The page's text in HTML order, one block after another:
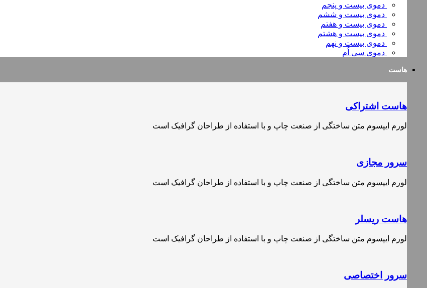
دموی بیست و پنجم
دموی بیست و ششم
دموی بیست و هفتم
دموی بیست و هشتم
دموی بیست و نهم
دموی سی اُم
هاست
هاست اشتراکی
لورم ایپسوم متن ساختگی از صنعت چاپ و با استفاده از طراحان گرافیک است
سرور مجازی
لورم ایپسوم متن ساختگی از صنعت چاپ و با استفاده از طراحان گرافیک است
هاست ریسلر
لورم ایپسوم متن ساختگی از صنعت چاپ و با استفاده از طراحان گرافیک است
سرور اختصاصی